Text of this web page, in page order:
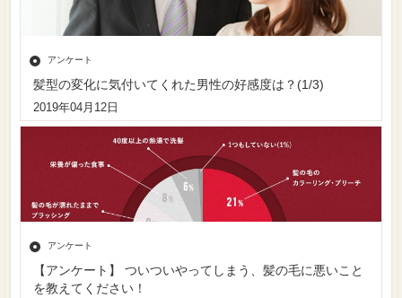
アンケート
髪型の変化に気付いてくれた男性の好感度は？(1/3)
2019年04月12日
アンケート
【アンケート】 ついついやってしまう、髪の毛に悪いこと
を教えてください！